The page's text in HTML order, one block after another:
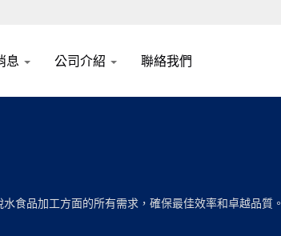
息 公司介紹 聯絡我們
食品加工方面的所有需求，確保最佳效率和卓越品質。